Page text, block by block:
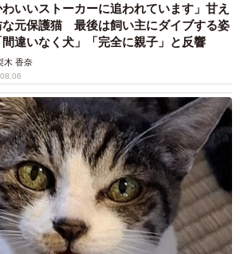
わいいストーカーに追われています」甘え
な元保護猫 最後は飼い主にダイブする姿
間違いなく犬」「完全に親子」と反響
木 香奈